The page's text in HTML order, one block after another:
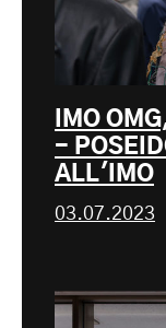
IMO
-
ALL'IMO
03.07.2023